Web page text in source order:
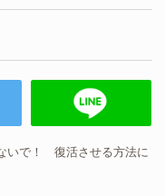
いで！ 復活させる方法に